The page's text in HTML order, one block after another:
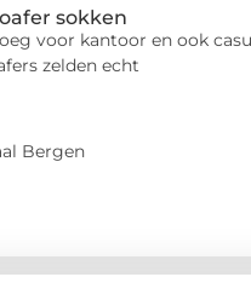
sokken
voor kantoor en ook
zelden echt
Bergen